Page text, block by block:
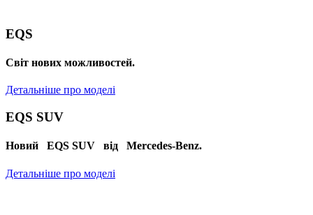
EQS
Cвіт нових можливостей.
Детальніше про моделі
EQS SUV
Новий EQS SUV від Mercedes-Benz.
Детальніше про моделі